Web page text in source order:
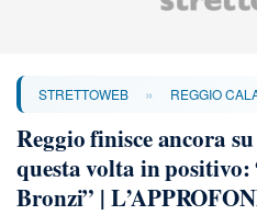
STRETTOWEB » REGGIO
Reggio finisce ancora
questa volta in positivo:
Bronzi” |